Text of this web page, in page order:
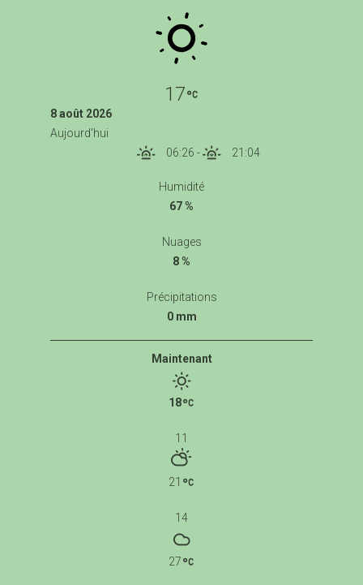
17
8 août 2026
Aujourd'hui
06:26 - 21:04
Humidité
67 %
Nuages
8 %
Précipitations
0 mm
Maintenant
18
11
21
14
27